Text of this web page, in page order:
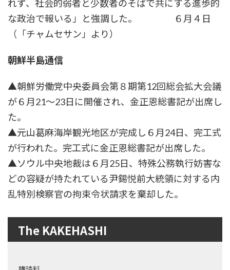
れず、社会的弱者と少数者のそばで共にする進歩的
な政治で報いる」と強調した。 ６月４日
（「チャムセサン」より）
朝鮮半島通信
▲朝鮮労働党中央委員会第８期第12回総会拡大会議
が６月21〜23日に開催され、金正恩総書記が出席し
た。
▲元山葛麻海岸観光地区が完成し６月24日、完工式
が行われた。完工式に金正恩総書記が出席した。
▲ソウル中央地裁は６月25日、特殊公務執行妨害な
どの容疑が持たれている尹錫悦前大統領に対する内
乱特別検察官の拘束令状請求を棄却した。
The KAKEHASHI